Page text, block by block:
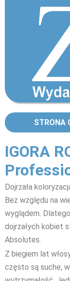
STRONA
IGORA
Dojrzała
Bez względu na
wyglądem.
dojrzałych kobiet
Absolutes.
Z biegiem lat
często są suche,